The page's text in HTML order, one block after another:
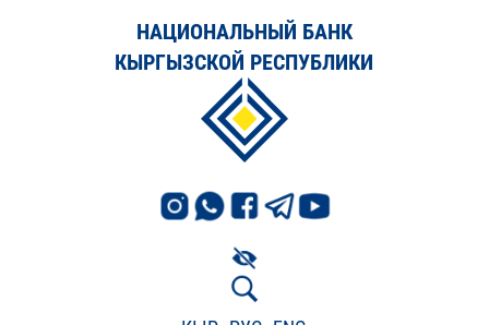
НАЦИОНАЛЬНЫЙ БАНК
КЫРГЫЗСКОЙ РЕСПУБЛИКИ